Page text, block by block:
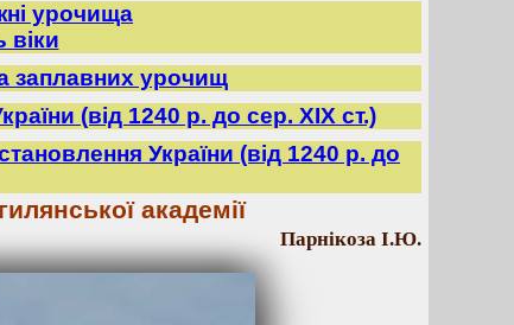
урочища
віки
заплавних урочищ
(від 1240 р. до сер. ХІХ ст.)
України (від 1240 р. до
академії
Парнікоза І.Ю.